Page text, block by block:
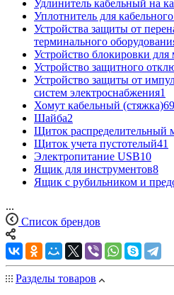
Удлинитель кабельный на
Уплотнитель для
Устройства защиты от
терминального
Устройство блокировки
Устройство защитного
Устройство защиты от
систем электроснабжения1
Хомут кабельный (стяжка)69
Шайба2
Щиток распределительный
Щиток учета пустотелый41
Электропитание USB10
Ящик для инструментов8
Ящик с рубильником и
...
Список брендов
Разделы товаров